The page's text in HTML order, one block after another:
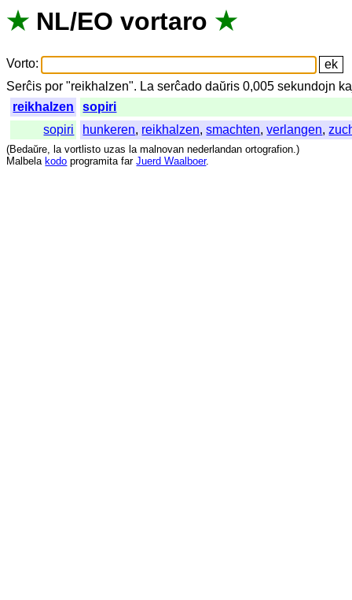
★ NL/EO vortaro ★
Vorto:
Serĉis por "reikhalzen". La serĉado daŭris 0,005sekundojn
reikhalzen
sopiri
sopiri
hunkeren, reikhalzen,smachten,verlangen,
(Bedaŭre, la vortlisto uzas la malnovan nederlandan ortografion.)
Malbela kodo programita far Juerd Waalboer.